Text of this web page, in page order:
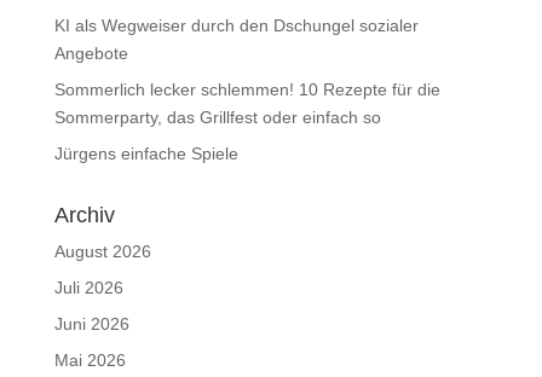
KI als Wegweiser durch den Dschungel sozialer
Angebote
Sommerlich lecker schlemmen! 10 Rezepte für die
Sommerparty, das Grillfest oder einfach so
Jürgens einfache Spiele
Archiv
August 2026
Juli 2026
Juni 2026
Mai 2026